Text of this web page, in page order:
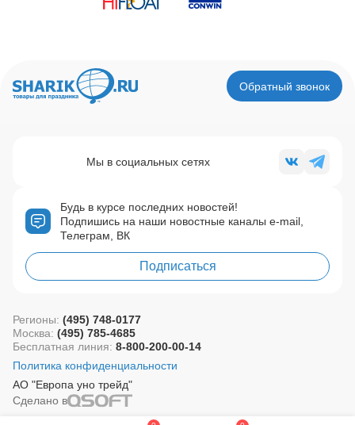
Обратный звонок
Будь в курсе последних новостей!
Подпишись на наши новостные каналы e-mail,
Телеграм, ВК
Подписаться
Мы в социальных сетях
АО "Европа уно трейд"
Регионы: (495) 748-0177
Москва: (495) 785-4685
Бесплатная линия: 8-800-200-00-14
Политика конфиденциальности
Сделано в